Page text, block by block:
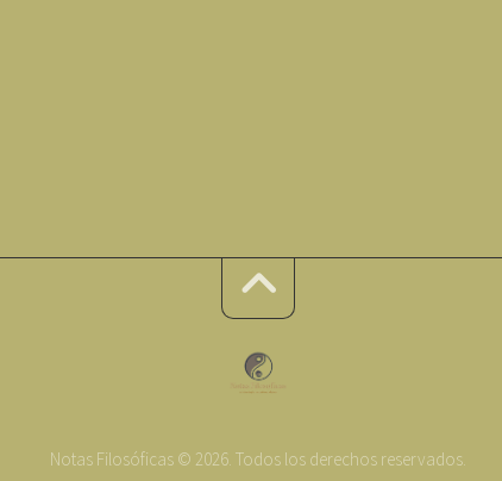
Notas Filosóficas © 2026. Todos los derechos reservados.